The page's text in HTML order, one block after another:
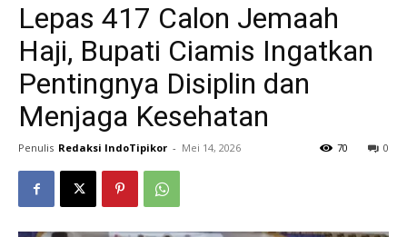
Lepas 417 Calon Jemaah
Haji, Bupati Ciamis Ingatkan
Pentingnya Disiplin dan
Menjaga Kesehatan
Penulis Redaksi IndoTipikor - Mei 14, 2026 0
70